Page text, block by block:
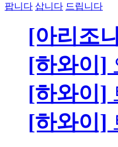
팝니다 삽니다 드립니다
[아리조
[하와이]
[하와이]
[하와이]